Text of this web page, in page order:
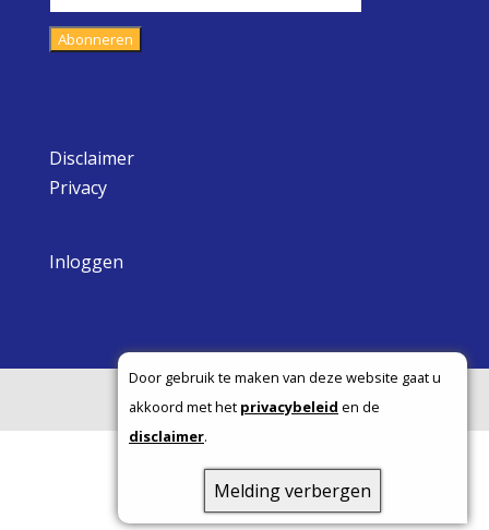
Door gebruik te maken van deze website gaat u
akkoord met het privacybeleid en de
disclaimer.
Melding verbergen
mailadres
Abonneren
Disclaimer
Privacy
Inloggen
Copyright ©